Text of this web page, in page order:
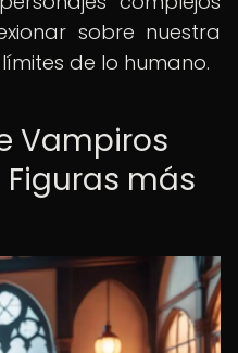
sobre nuestra
de lo humano.
Vampiros
más